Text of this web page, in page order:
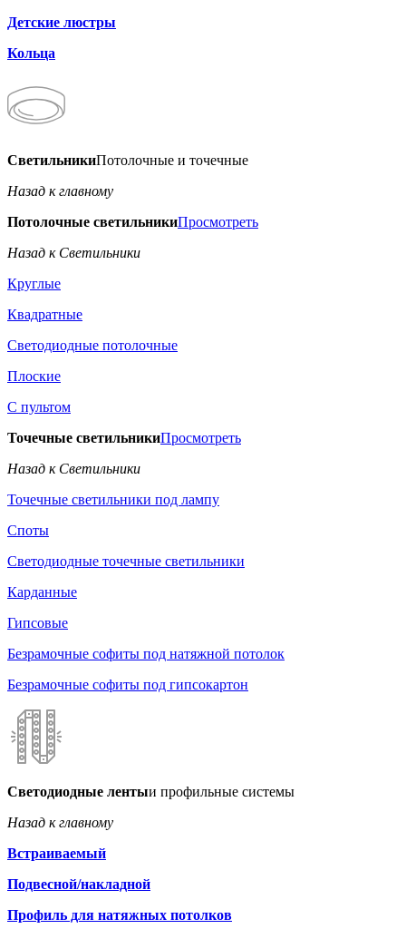
Детские люстры
Кольца
СветильникиПотолочные и точечные
Назад к главному
Потолочные светильникиПросмотреть
Назад к Светильники
Круглые
Квадратные
Светодиодные потолочные
Плоские
С пультом
Точечные светильникиПросмотреть
Назад к Светильники
Точечные светильники под лампу
Споты
Светодиодные точечные светильники
Карданные
Гипсовые
Безрамочные софиты под натяжной потолок
Безрамочные софиты под гипсокартон
Светодиодные лентыи профильные системы
Назад к главному
Встраиваемый
Подвесной/накладной
Профиль для натяжных потолков